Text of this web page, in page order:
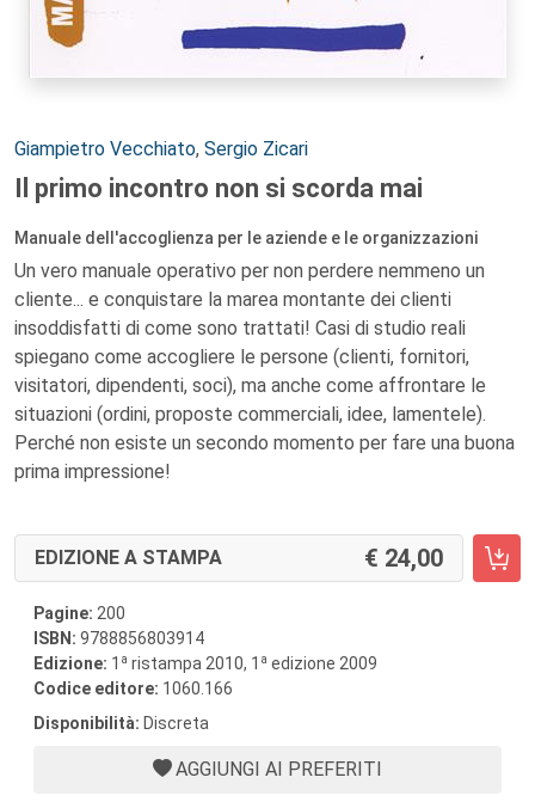
Autori:
Giampietro Vecchiato, Sergio Zicari
Il primo incontro non si scorda mai
Manuale dell'accoglienza per le aziende e le organizzazioni
Un vero manuale operativo per non perdere nemmeno un
cliente... e conquistare la marea montante dei clienti
insoddisfatti di come sono trattati! Casi di studio reali
spiegano come accogliere le persone (clienti, fornitori,
visitatori, dipendenti, soci), ma anche come affrontare le
situazioni (ordini, proposte commerciali, idee, lamentele).
Perché non esiste un secondo momento per fare una buona
prima impressione!
EDIZIONE A STAMPA 24,00
Pagine: 200
ISBN: 9788856803914
Edizione: 1 a ristampa 2010, 1 a edizione 2009
Codice editore: 1060.166
Disponibilità: Discreta
AGGIUNGI AI PREFERITI